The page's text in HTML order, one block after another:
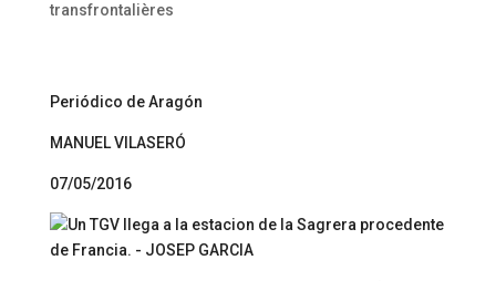
transfrontalières
Periódico de Aragón
MANUEL VILASERÓ
07/05/2016